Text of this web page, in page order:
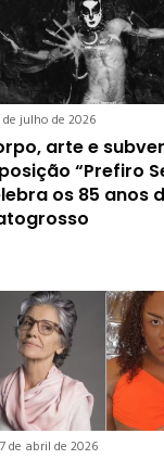
de julho de 2026
arte e
“Prefiro
os 85 anos
de abril de 2026